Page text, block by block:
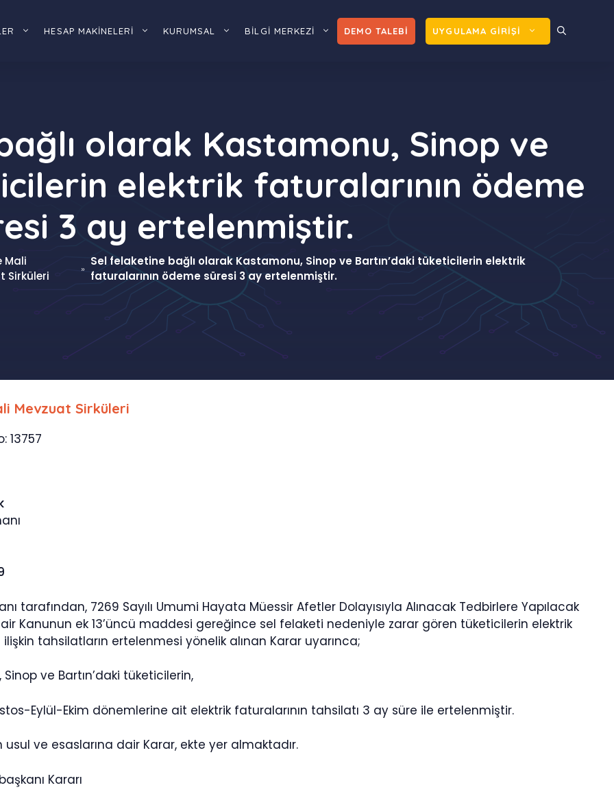
HESAP MAKİNELERİ KURUMSAL BİLGİ MERKEZİ DEMO TALEBİ UYGULAMA GİRİŞİ
olarak Kastamonu, Sinop ve
elektrik faturalarının ödeme
3 ay ertelenmiştir.
Mali
Sirküleri
»
Sel felaketine bağlı olarak Kastamonu, Sinop ve Bartın’daki tüketicilerin elektrik
faturalarının ödeme süresi 3 ay ertelenmiştir.
Mevzuat Sirküleri
13757
tarafından, 7269 Sayılı Umumi Hayata Müessir Afetler Dolayısıyla Alınacak Tedbirlere Yapılacak
Kanunun ek 13’üncü maddesi gereğince sel felaketi nedeniyle zarar gören tüketicilerin elektrik
tahsilatların ertelenmesi yönelik alınan Karar uyarınca;
ve Bartın’daki tüketicilerin,
Eylül-Ekim dönemlerine ait elektrik faturalarının tahsilatı 3 ay süre ile ertelenmiştir.
usul ve esaslarına dair Karar, ekte yer almaktadır.
Kararı